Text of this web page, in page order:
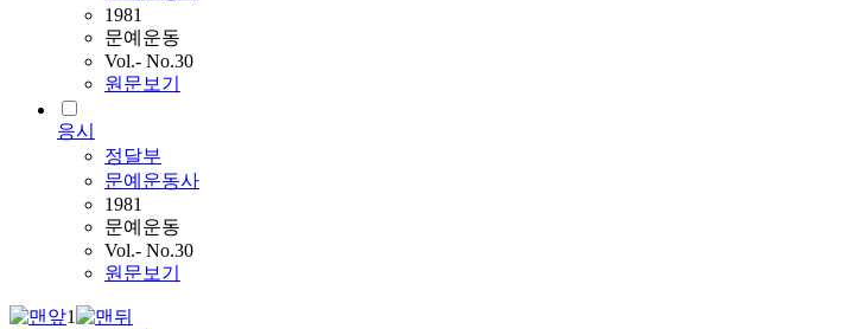
1981
문예운동
Vol.- No.30
원문보기
응시
정달부
문예운동사
1981
문예운동
Vol.- No.30
원문보기
1